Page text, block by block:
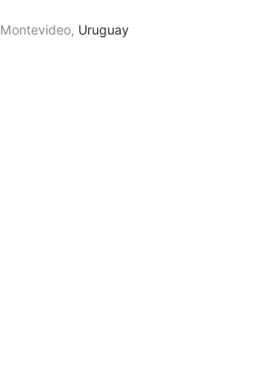
Montevideo, Uruguay